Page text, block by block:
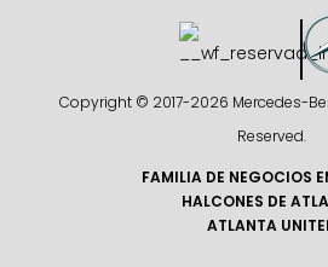
Copyright © 2017-2026 Mercedes-
Reserved.
FAMILIA DE NEGOCIOS
HALCONES DE
ATLANTA